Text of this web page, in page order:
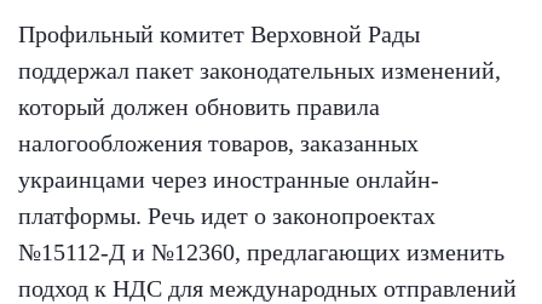
Профильный комитет Верховной Рады
поддержал пакет законодательных изменений,
который должен обновить правила
налогообложения товаров, заказанных
украинцами через иностранные онлайн-
платформы. Речь идет о законопроектах
№15112-Д и №12360, предлагающих изменить
подход к НДС для международных отправлений